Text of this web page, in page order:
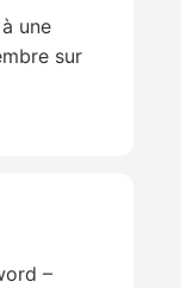
une
sur
–